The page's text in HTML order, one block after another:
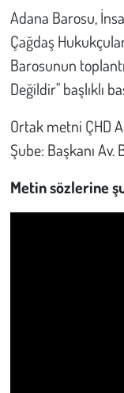
Adana Barosu,
Çağdaş
Barosunun
Değildir" başlıklı
Ortak metni ÇHD
Şube: Başkanı Av.
Metin sözlerine